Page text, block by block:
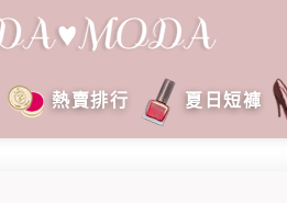
熱賣排行 夏日短褲